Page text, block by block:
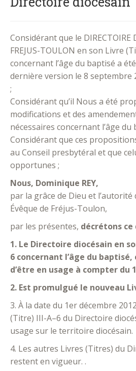
Considérant que le DIRECTOIRE
FREJUS-TOULON en son Livre
concernant l’âge du baptisé a
dernière version le 8 septembre
;
Considérant qu’il Nous a été
modifications et des
nécessaires concernant l’âge du
Considérant que ces
au Conseil presbytéral et que
opportunes ;
Nous, Dominique REY,
par la grâce de Dieu et
Évêque de Fréjus-Toulon,
par les présentes, décrétons ce
1. Le Directoire diocésain en
6 concernant l’âge du baptisé,
d’être en usage à compter du
2. Est promulgué le nouveau
3. À la date du 1er décembre
(Titre) III-A–6 du Directoire
usage sur le territoire diocésain.
4. Les autres Livres (Titres) du
restent en vigueur. .